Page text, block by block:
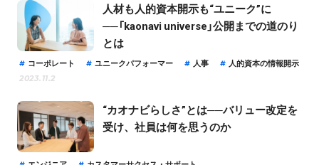
人材も人的資本開示も“ユニーク”に
──「kaonavi universe」公開までの道のり
とは
コーポレート ユニークパフォーマー 人事
人的資本の情報開示
2023.11.2
“カオナビらしさ”とは──バリュー改定を
受け、社員は何を思うのか